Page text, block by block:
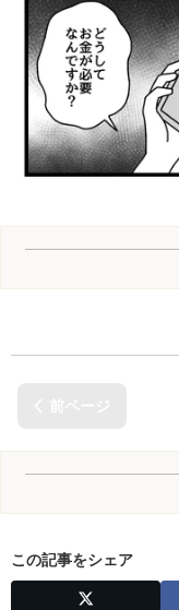
この記事をシェア